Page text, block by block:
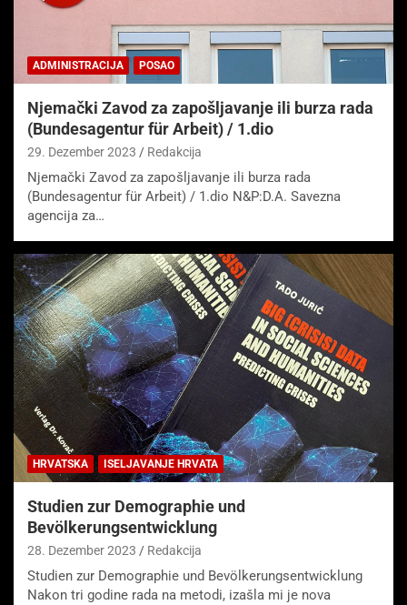
ADMINISTRACIJA POSAO
Njemački Zavod za zapošljavanje ili burza rada
(Bundesagentur für Arbeit) / 1.dio
29. Dezember 2023 Redakcija
Njemački Zavod za zapošljavanje ili burza rada
(Bundesagentur für Arbeit) / 1.dio N&P:D.A. Savezna
agencija za…
HRVATSKA ISELJAVANJE HRVATA
Studien zur Demographie und
Bevölkerungsentwicklung
28. Dezember 2023 Redakcija
Studien zur Demographie und Bevölkerungsentwicklung
Nakon tri godine rada na metodi, izašla mi je nova